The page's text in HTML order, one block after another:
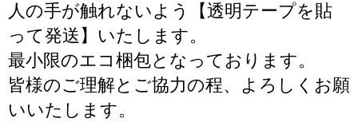
人の手が触れないよう【透明テープを貼
って発送】いたします。
最小限のエコ梱包となっております。
皆様のご理解とご協力の程、よろしくお願
いいたします。